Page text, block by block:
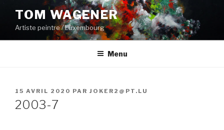
contenu
principal
TOM WAGENER
Artiste peintre / Luxembourg
Menu
PUBLIÉ
LE
15 AVRIL 2020 PAR JOKER2@PT.LU
2003-7